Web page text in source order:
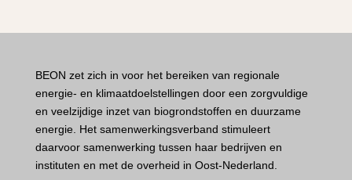
BEON zet zich in voor het bereiken van regionale
energie- en klimaatdoelstellingen door een zorgvuldige
en veelzijdige inzet van biogrondstoffen en duurzame
energie. Het samenwerkingsverband stimuleert
daarvoor samenwerking tussen haar bedrijven en
instituten en met de overheid in Oost-Nederland.